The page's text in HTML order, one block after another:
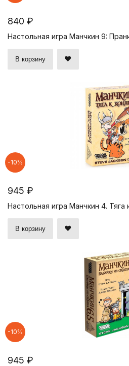
840 ₽
Настольная игра Манчкин 9:
В корзину
-10%
945 ₽
Настольная игра Манчкин 4. Тяга
В корзину
-10%
945 ₽